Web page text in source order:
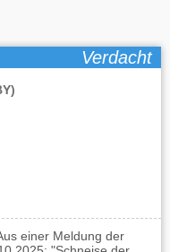
Verdacht
einer Meldung der